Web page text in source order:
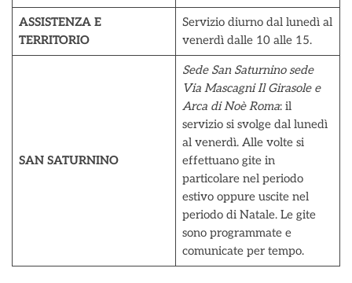
ASSISTENZA E
TERRITORIO
Servizio diurno dal lunedì al
venerdì dalle 10 alle 15.
SAN SATURNINO
Sede San Saturnino sede
Via Mascagni Il Girasole e
Arca di Noè Roma: il
servizio si svolge dal lunedì
al venerdì. Alle volte si
effettuano gite in
particolare nel periodo
estivo oppure uscite nel
periodo di Natale. Le gite
sono programmate e
comunicate per tempo.